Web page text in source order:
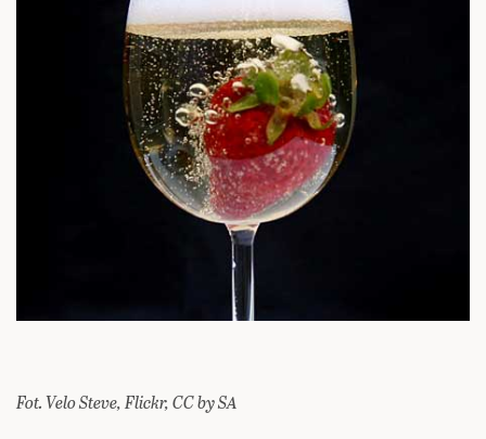
Fot. Velo Steve, Flickr, CC by SA